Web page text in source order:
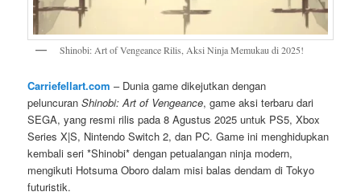
Shinobi: Art of Vengeance Rilis, Aksi Ninja Memukau di 2025!
Carriefellart.com – Dunia game dikejutkan dengan
peluncuranShinobi: Art of Vengeance, game aksi terbaru dari
SEGA, yang resmi rilis pada 8 Agustus 2025 untuk PS5, Xbox
Series X|S, Nintendo Switch 2, dan PC. Game ini menghidupkan
kembali seri *Shinobi* dengan petualangan ninja modern,
mengikuti Hotsuma Oboro dalam misi balas dendam di Tokyo
futuristik.